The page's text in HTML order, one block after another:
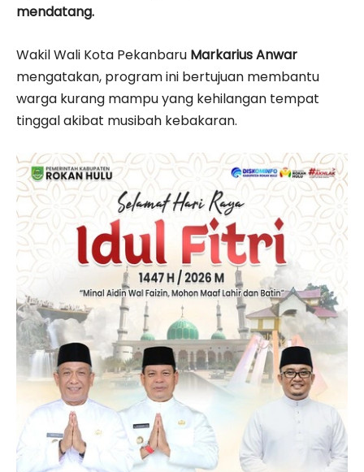
mendatang.
Wakil Wali Kota Pekanbaru Markarius Anwar
mengatakan, program ini bertujuan membantu
warga kurang mampu yang kehilangan tempat
tinggal akibat musibah kebakaran.